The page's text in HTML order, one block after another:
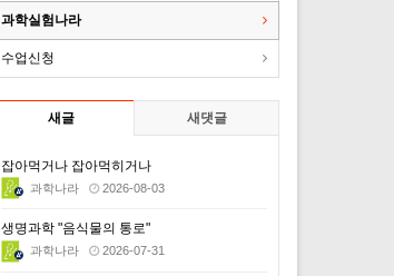
과학실험나라
수업신청
새글 새댓글
잡아먹거나 잡아먹히거나
과학나라 2026-08-03
생명과학 "음식물의 통로"
과학나라 2026-07-31